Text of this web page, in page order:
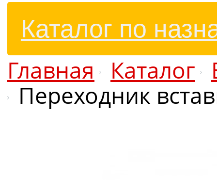
Каталог по
Главная Каталог
Переходник